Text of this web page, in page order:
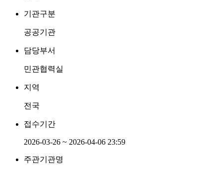
기관구분
공공기관
담당부서
민관협력실
지역
전국
접수기간
2026-03-26 ~ 2026-04-06 23:59
주관기관명